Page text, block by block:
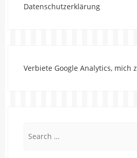
Datenschutzerklärung
Verbiete Google Analytics, mich